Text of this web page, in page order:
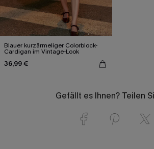
Blauer kurzärmeliger Colorblock-
Cardigan im Vintage-Look
36,99 €
Gefällt es Ihnen? Teilen